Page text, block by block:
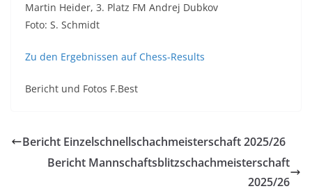
Martin Heider, 3. Platz FM Andrej Dubkov
Foto: S. Schmidt
Zu den Ergebnissen auf Chess-Results
Bericht und Fotos F.Best
Bericht Einzelschnellschachmeisterschaft 2025/26
Bericht Mannschaftsblitzschachmeisterschaft
2025/26